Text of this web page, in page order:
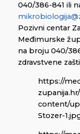
040/386-841 ili
Pozivni centar
Međimurske
na broju 040/
zdravstvene
https://
content/
Stozer-